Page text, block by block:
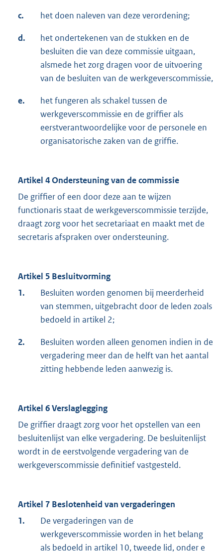
c. het doen naleven van deze verordening;
d.
het ondertekenen van de stukken en de
besluiten die van deze commissie uitgaan,
alsmede het zorg dragen voor de uitvoering
van de besluiten van de werkgeverscommissie,
e.
het fungeren als schakel tussen de
werkgeverscommissie en de griffier als
eerstverantwoordelijke voor de personele en
organisatorische zaken van de griffie.
Artikel 4 Ondersteuning van de commissie
De griffier of een door deze aan te wijzen
functionaris staat de werkgeverscommissie terzijde,
draagt zorg voor het secretariaat en maakt met de
secretaris afspraken over ondersteuning.
Artikel 5 Besluitvorming
1.
Besluiten worden genomen bij meerderheid
van stemmen, uitgebracht door de leden zoals
bedoeld in artikel 2;
2.
Besluiten worden alleen genomen indien in de
vergadering meer dan de helft van het aantal
zitting hebbende leden aanwezig is.
Artikel 6 Verslaglegging
De griffier draagt zorg voor het opstellen van een
besluitenlijst van elke vergadering. De besluitenlijst
wordt in de eerstvolgende vergadering van de
werkgeverscommissie definitief vastgesteld.
Artikel 7 Beslotenheid van vergaderingen
1.
De vergaderingen van de
werkgeverscommissie worden in het belang
als bedoeld in artikel 10, tweede lid, onder e